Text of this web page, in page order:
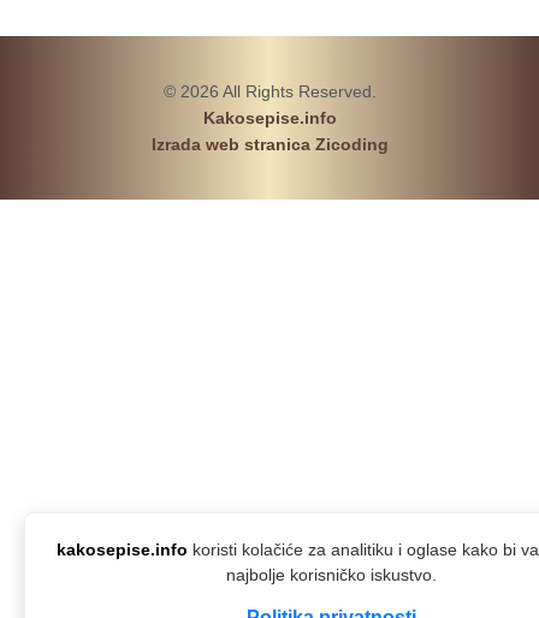
© 2026 All Rights Reserved.
Kakosepise.info
Izrada web stranica Zicoding
kakosepise.info koristi kolačiće za analitiku i oglase kako bi
najbolje korisničko iskustvo.